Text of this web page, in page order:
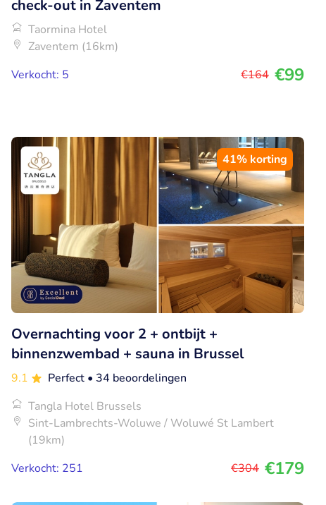
check-out in Zaventem
Taormina Hotel
Zaventem (16km)
Verkocht: 5
€164 €99
41% korting
Overnachting voor 2 + ontbijt +
binnenzwembad + sauna in Brussel
9.1 Perfect • 34 beoordelingen
Tangla Hotel Brussels
Sint-Lambrechts-Woluwe / Woluwé St Lambert
(19km)
Verkocht: 251
€304 €179